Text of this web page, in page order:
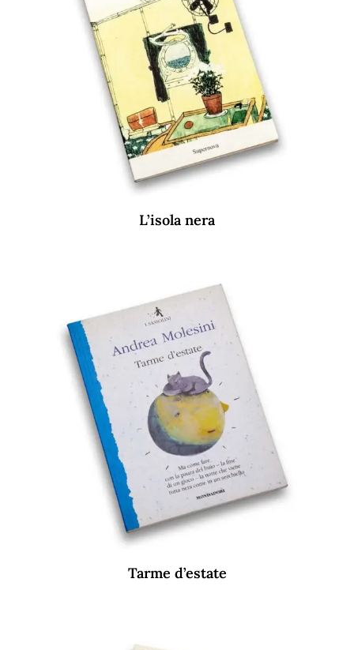
L’isola nera
Tarme d’estate